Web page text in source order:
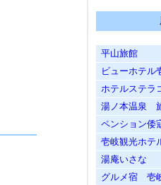
平山旅館
ビューホテル
ホテルステラ
湯ノ本温泉
ペンション倭
壱岐観光ホテ
湯庵いさな
グルメ宿 壱